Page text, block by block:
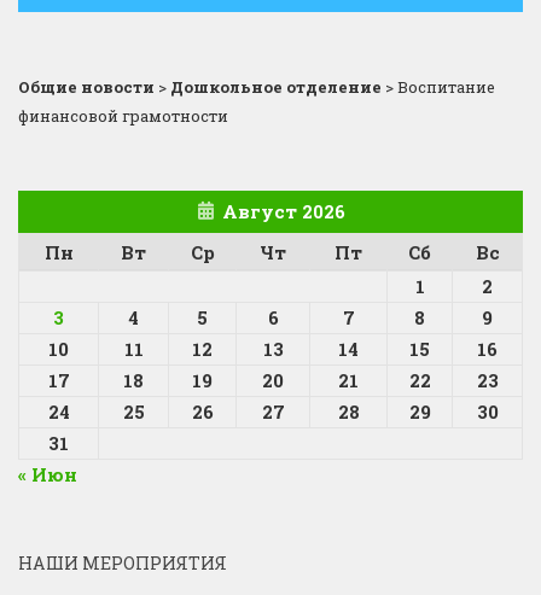
Общие новости > Дошкольное отделение >Воспитание
финансовой грамотности
Август 2026
Пн
Вт Ср Чт Пт Сб
Вс
1
2
3
4 5 6 7 8
9
10
11 12 13 14 15
16
17
18 19 20 21 22
23
24
25 26 27 28 29
30
31
« Июн
НАШИ МЕРОПРИЯТИЯ